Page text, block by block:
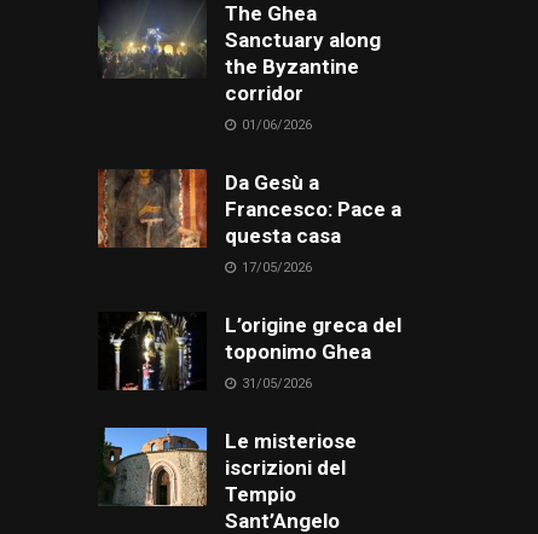
The Ghea
Sanctuary along
the Byzantine
corridor
01/06/2026
Da Gesù a
Francesco: Pace a
questa casa
17/05/2026
L’origine greca del
toponimo Ghea
31/05/2026
Le misteriose
iscrizioni del
Tempio
Sant’Angelo